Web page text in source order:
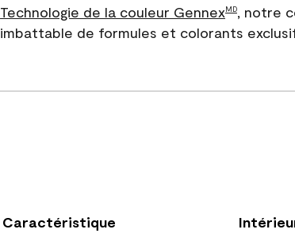
Technologie de la couleur GennexMD, notre
imbattable de formules et colorants
Caractéristique